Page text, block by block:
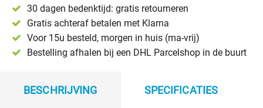
30 dagen bedenktijd: gratis retourneren
Gratis achteraf betalen met Klarna
Voor 15u besteld, morgen in huis (ma-vrij)
Bestelling afhalen bij een DHL Parcelshop in de buurt
BESCHRIJVING SPECIFICATIES